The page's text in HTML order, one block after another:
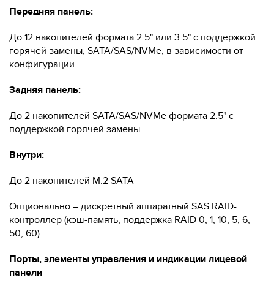
Передняя панель:
До 12 накопителей формата 2.5" или 3.5" с поддержкой
горячей замены, SATA/SAS/NVMe, в зависимости от
конфигурации
Задняя панель:
До 2 накопителей SATA/SAS/NVMe формата 2.5" с
поддержкой горячей замены
Внутри:
До 2 накопителей M.2 SATA
Опционально – дискретный аппаратный SAS RAID-
контроллер (кэш-память, поддержка RAID 0, 1, 10, 5, 6,
50, 60)
Порты, элементы управления и индикации лицевой
панели